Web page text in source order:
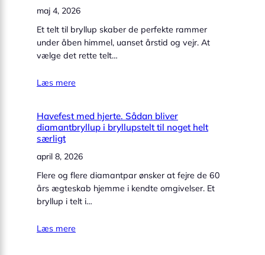
maj 4, 2026
Et telt til bryllup skaber de perfekte rammer
under åben himmel, uanset årstid og vejr. At
vælge det rette telt…
Læs mere
Havefest med hjerte. Sådan bliver
diamantbryllup i bryllupstelt til noget helt
særligt
april 8, 2026
Flere og flere diamantpar ønsker at fejre de 60
års ægteskab hjemme i kendte omgivelser. Et
bryllup i telt i…
Læs mere